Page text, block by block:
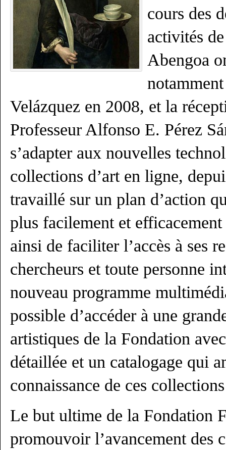
cours des
activités
Abengoa
Velázquez en 2008, et la
Professeur Alfonso E. Pérez
s’adapter aux nouvelles
collections d’art en ligne,
travaillé sur un plan d’action
plus facilement et
ainsi de faciliter l’accès à ses
chercheurs et toute personne
nouveau programme
possible d’accéder à une
artistiques de la Fondation
détaillée et un catalogage qui
connaissance de ces
Le but ultime de la Fondation
promouvoir l’avancement des